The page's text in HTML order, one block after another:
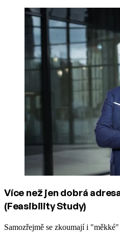
Více než jen dobrá
(Feasibility Study)
Samozřejmě se zkoumají i